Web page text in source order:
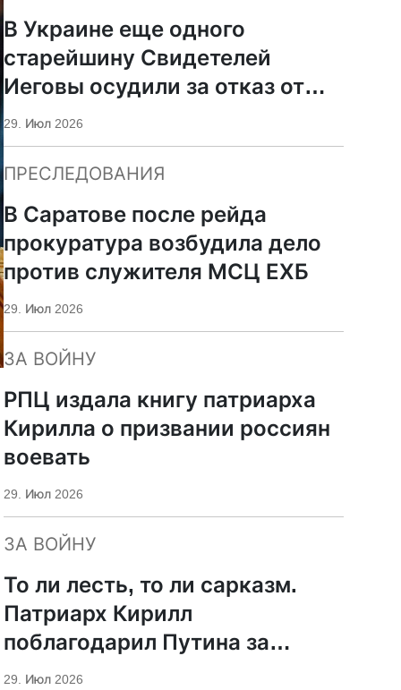
В Украине еще одного
старейшину Свидетелей
Иеговы осудили за отказ от
мобилизации
29. Июл 2026
ПРЕСЛЕДОВАНИЯ
В Саратове после рейда
прокуратура возбудила дело
против служителя МСЦ ЕХБ
29. Июл 2026
ЗА ВОЙНУ
РПЦ издала книгу патриарха
Кирилла о призвании россиян
воевать
29. Июл 2026
ЗА ВОЙНУ
То ли лесть, то ли сарказм.
Патриарх Кирилл
поблагодарил Путина за
защиту суверенитета и
29. Июл 2026